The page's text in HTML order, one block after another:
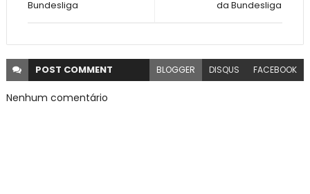
da Bundesliga
Bundesliga
POST COMMENT BLOGGER DISQUS FACEBOOK
Nenhum comentário